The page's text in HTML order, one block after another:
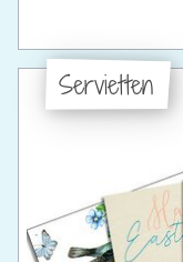
Servietten